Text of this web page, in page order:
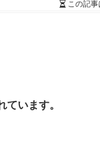
この記事
ています。